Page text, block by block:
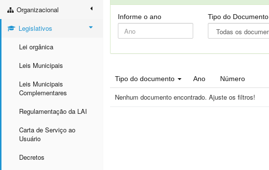
Organizacional
Legislativos
Lei orgânica
Leis Municipais
Leis Municipais
Complementares
Regulamentação da LAI
Carta de Serviço ao
Usuário
Decretos
Informe o ano Tipo do Documento
Tipo do documento Ano Número
Nenhum documento encontrado. Ajuste os filtros!